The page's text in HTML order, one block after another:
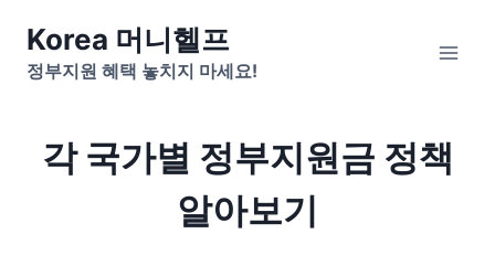
content
Korea 머니헬프
정부지원 혜택 놓치지 마세요!
각 국가별 정부지원금 정책
알아보기